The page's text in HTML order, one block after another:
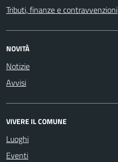
Tributi, finanze e contravvenzioni
NOVITÀ
Notizie
Avvisi
VIVERE IL COMUNE
Luoghi
Eventi